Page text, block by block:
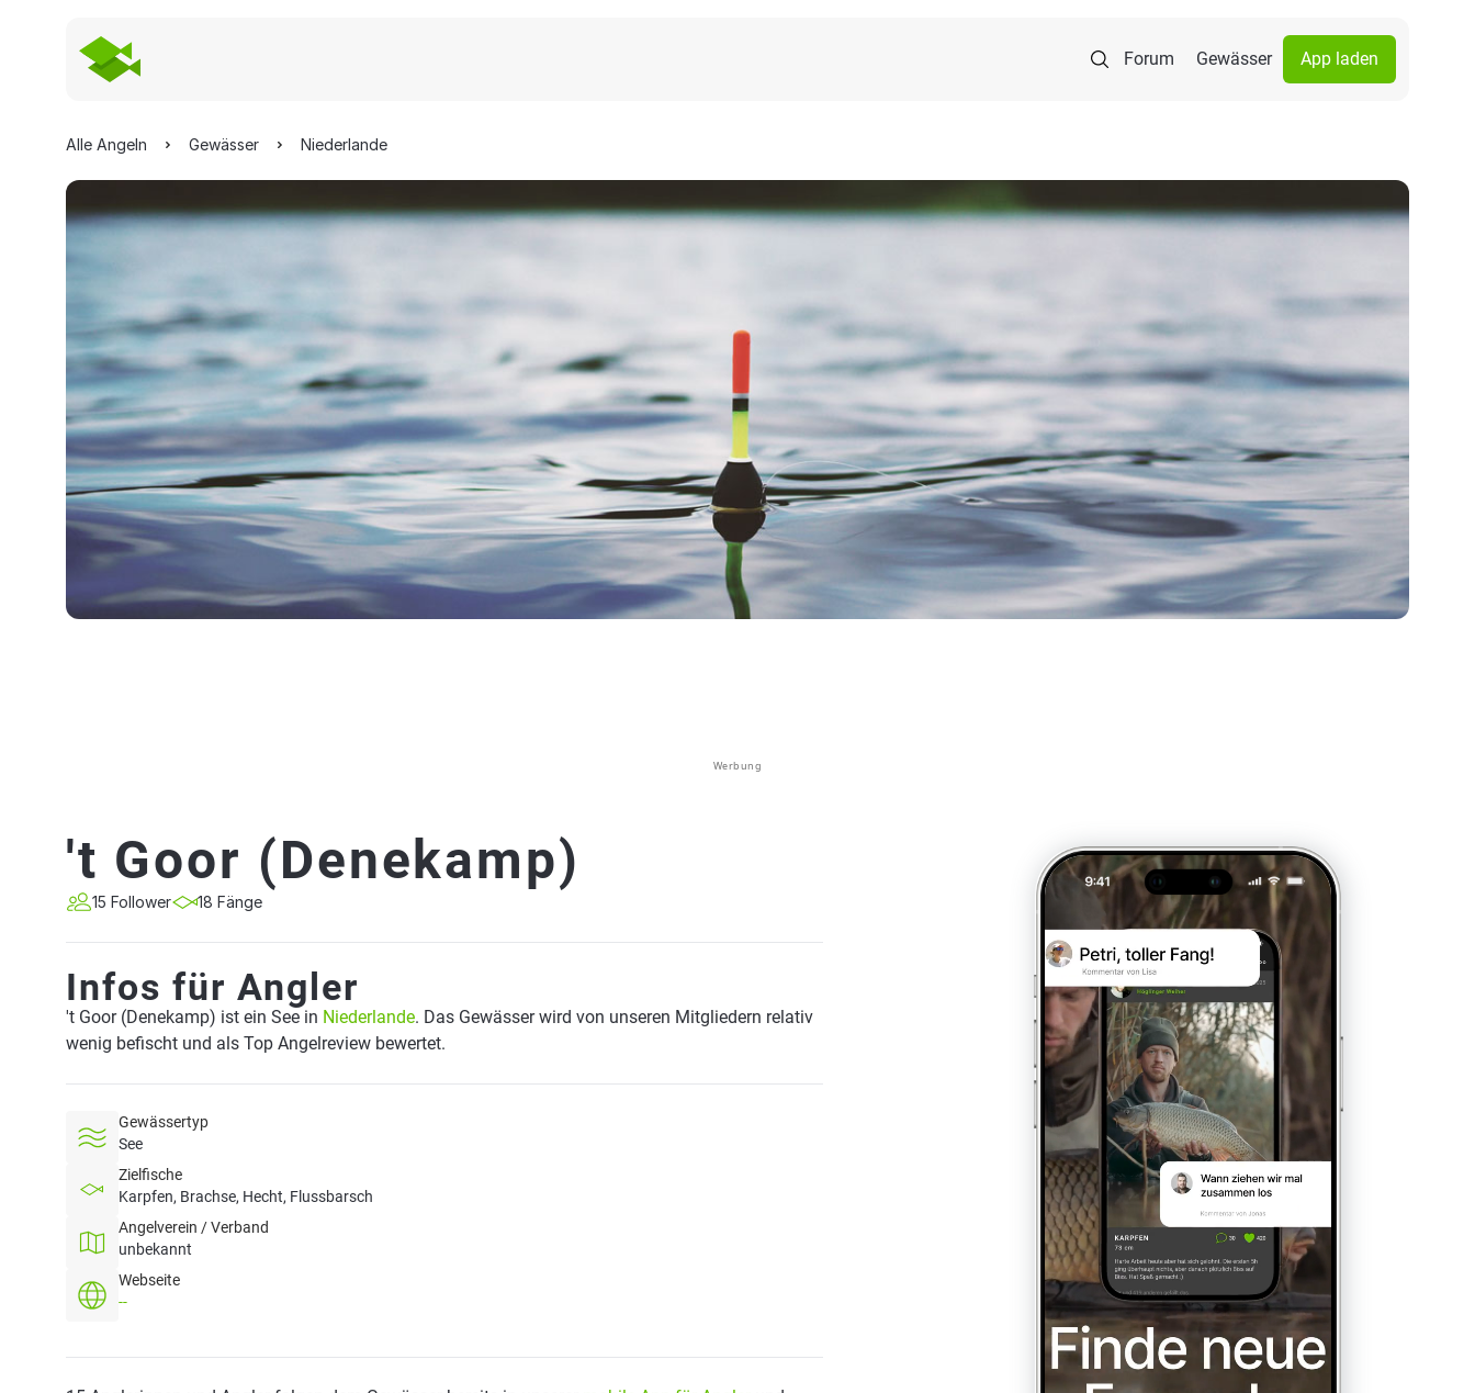
Forum Gewässer App laden
Alle Angeln Gewässer Niederlande
Werbung
't Goor (Denekamp)
15 Follower 18 Fänge
Infos für Angler
't Goor (Denekamp) ist ein See in Niederlande. Das Gewässer wird von unseren Mitgliedern relativ
wenig befischt und als Top Angelreview bewertet.
Gewässertyp
See
Zielfische
Karpfen, Brachse, Hecht, Flussbarsch
Angelverein / Verband
unbekannt
Webseite
--